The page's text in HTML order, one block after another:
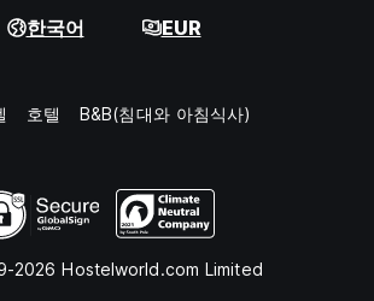
한국어 EUR
호텔 B&B(침대와 아침식사)
2026 Hostelworld.com Limited